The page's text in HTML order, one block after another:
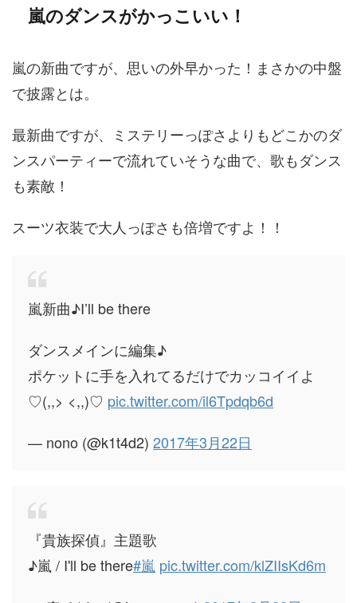
嵐のダンスがかっこいい！
嵐の新曲ですが、思いの外早かった！まさかの中盤
で披露とは。
最新曲ですが、ミステリーっぽさよりもどこかのダ
ンスパーティーで流れていそうな曲で、歌もダンス
も素敵！
スーツ衣装で大人っぽさも倍増ですよ！！
嵐新曲♪I’ll be there
ダンスメインに編集♪
ポケットに手を入れてるだけでカッコイイよ
♡(,,> <,,)♡ pic.twitter.com/il6Tpdqb6d
— nono (@k1t4d2) 2017年3月22日
『貴族探偵』主題歌
♪嵐 / I'll be there#嵐 pic.twitter.com/klZIIsKd6m